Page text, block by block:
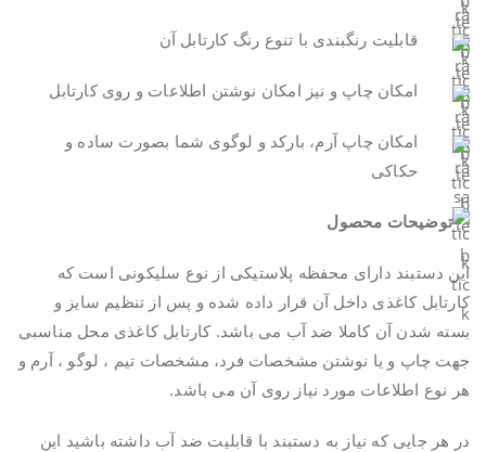
قابلیت رنگبندی با تنوع رنگ کارتابل آن
امکان چاپ و نیز امکان نوشتن اطلاعات و روی کارتابل
امکان چاپ آرم، بارکد و لوگوی شما بصورت ساده و
حکاکی
این دستبند دارای محفظه پلاستیکی از نوع سلیکونی است که
کارتابل کاغذی داخل آن قرار داده شده و پس از تنظیم سایز و
بسته شدن آن کاملا ضد آب می باشد. کارتابل کاغذی محل مناسبی
جهت چاپ و یا نوشتن مشخصات فرد، مشخصات تیم ، لوگو ، آرم و
هر نوع اطلاعات مورد نیاز روی آن می باشد.
در هر جایی که نیاز به دستبند با قابلیت ضد آب داشته باشید این